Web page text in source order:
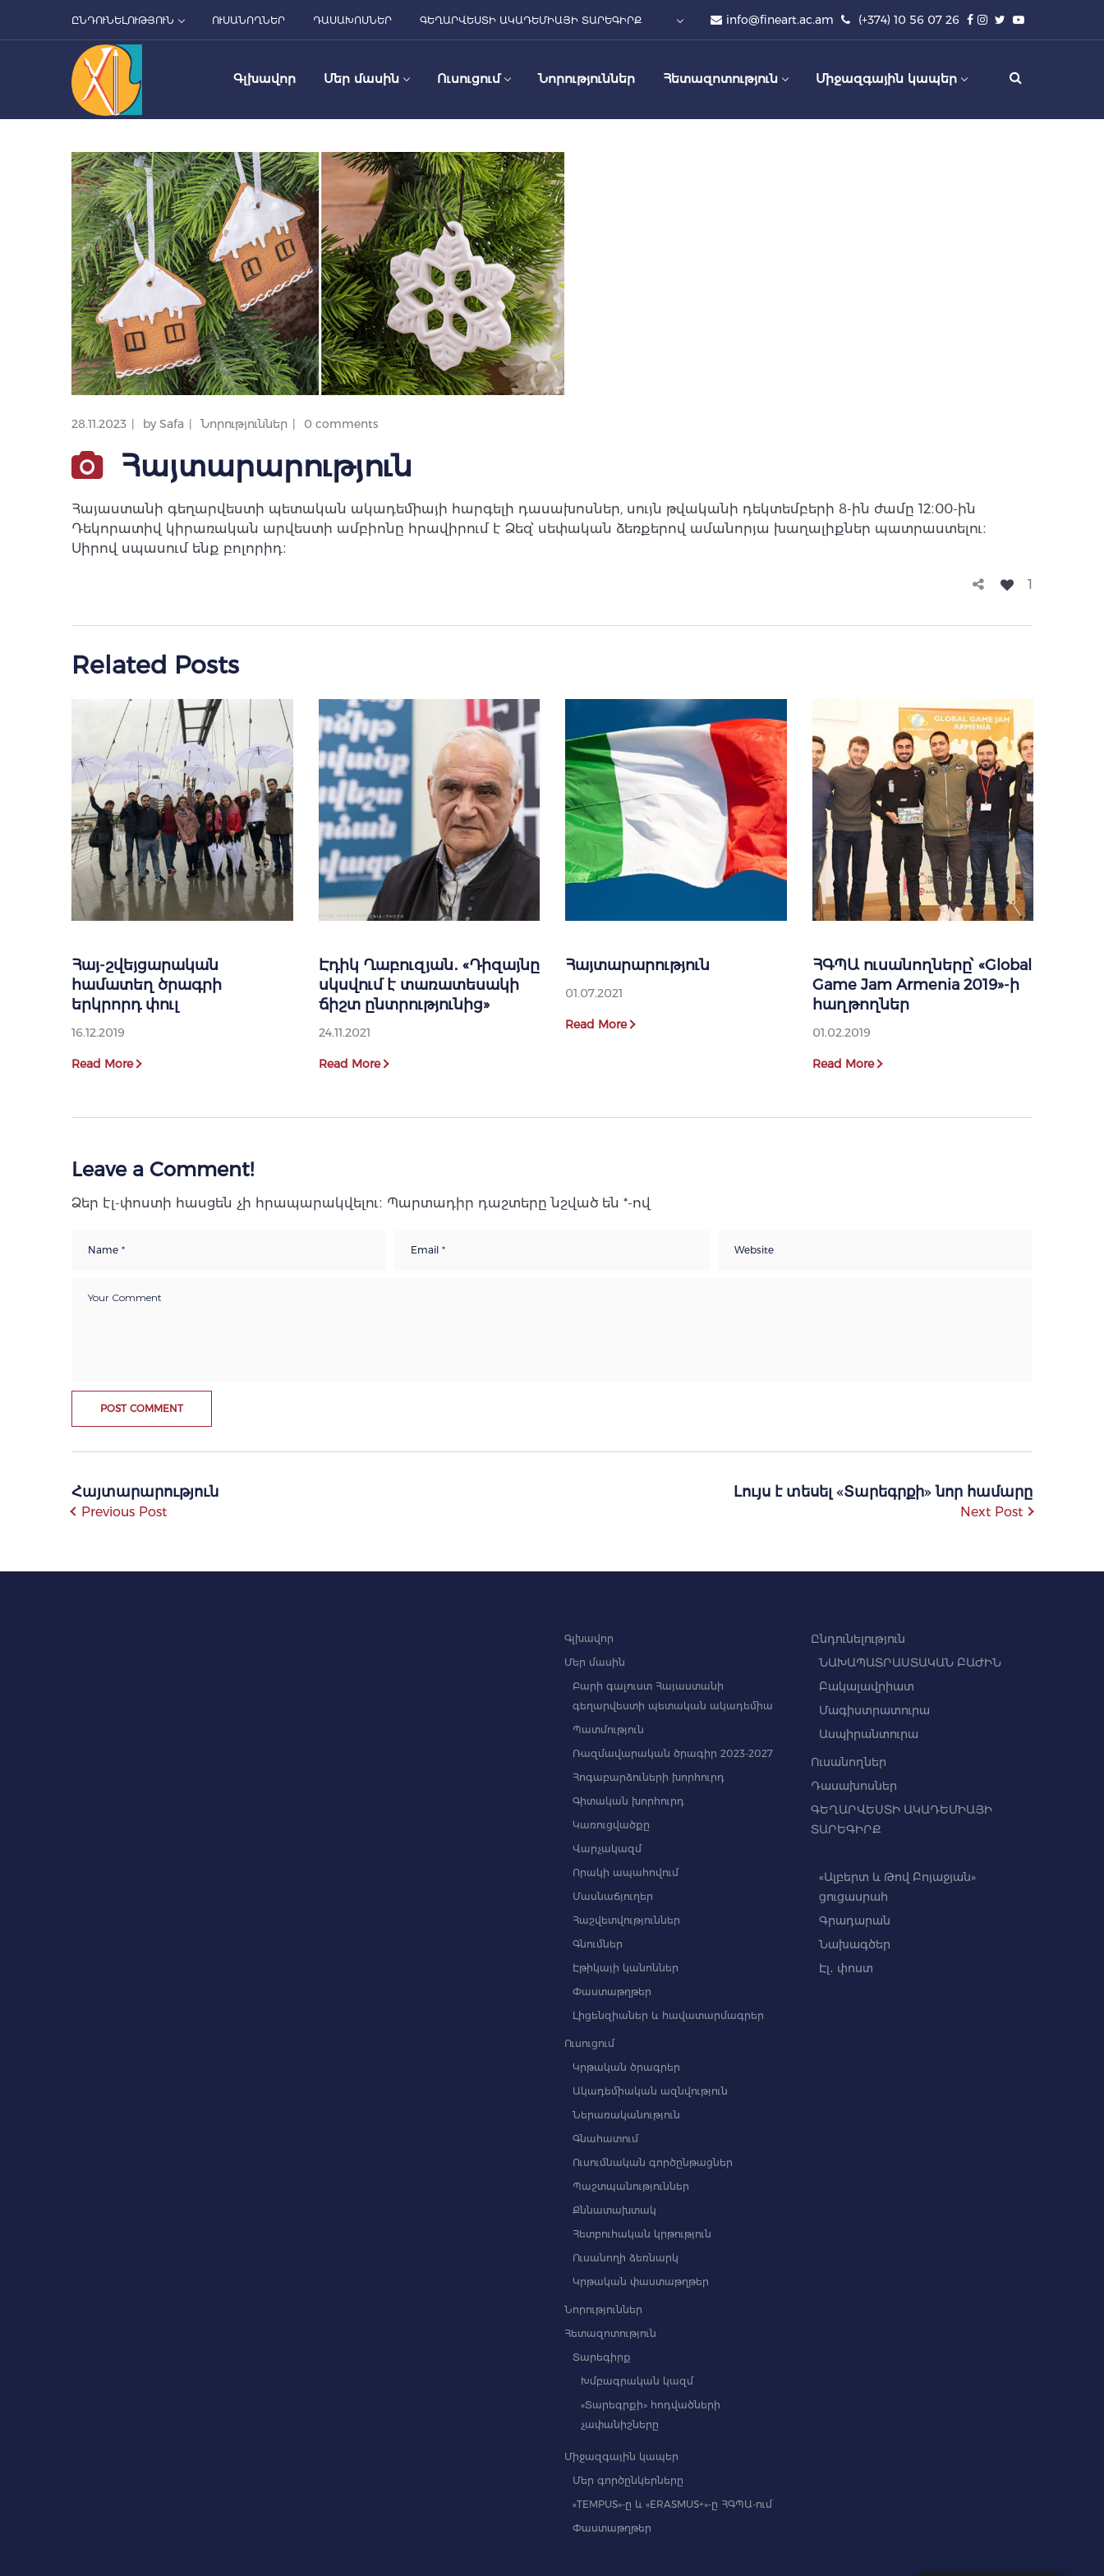
ԸՆԴՈՒՆԵԼՈՒԹՅՈՒՆ ՈՒՍԱՆՈՂՆԵՐ ԴԱՍԱԽՈՍՆԵՐ ԳԵՂԱՐՎԵՍՏԻ ԱԿԱԴԵՄԻԱՅԻ ՏԱՐԵԳԻՐՔ info@fineart.ac.am (+374) 10 56 07 26
Գլխավոր Մեր մասին Ուսուցում Նորություններ Հետազոտություն Միջազգային կապեր
28.11.2023 by Safa Նորություններ 0 comments
Հայտարարություն
Հայաստանի գեղարվեստի պետական ակադեմիայի հարգելի դասախոսներ, սույն թվականի դեկտեմբերի 8-ին ժամը 12։00-ին
Դեկորատիվ կիրառական արվեստի ամբիոնը հրավիրում է Ձեզ՝ սեփական ձեռքերով ամանորյա խաղալիքներ պատրաստելու։
Սիրով սպասում ենք բոլորիդ։
1
Related Posts
Հայ-շվեյցարական
համատեղ ծրագրի
երկրորդ փուլ
16.12.2019
Read More
Էդիկ Ղաբուզյան․ «Դիզայնը
սկսվում է տառատեսակի
ճիշտ ընտրությունից»
24.11.2021
Read More
Հայտարարություն
01.07.2021
Read More
ՀԳՊԱ ուսանողները՝ «Global
Game Jam Armenia 2019»-ի
հաղթողներ
01.02.2019
Read More
Leave a Comment!
Ձեր էլ-փոստի հասցեն չի հրապարակվելու։ Պարտադիր դաշտերը նշված են *-ով
Հայտարարություն
Previous Post
Լույս է տեսել «Տարեգրքի» նոր համարը
Next Post
Գլխավոր
Մեր մասին
Բարի գալուստ Հայաստանի
գեղարվեստի պետական ակադեմիա
Պատմություն
Ռազմավարական ծրագիր 2023-2027
Հոգաբարձուների խորհուրդ
Գիտական խորհուրդ
Կառուցվածքը
Վարչակազմ
Որակի ապահովում
Մասնաճյուղեր
Հաշվետվություններ
Գնումներ
Էթիկայի կանոններ
Փաստաթղթեր
Լիցենզիաներ և հավատարմագրեր
Ուսուցում
Կրթական ծրագրեր
Ակադեմիական ազնվություն
Ներառականություն
Գնահատում
Ուսումնական գործընթացներ
Պաշտպանություններ
Քննատախտակ
Հետբուհական կրթություն
Ուսանողի ձեռնարկ
Կրթական փաստաթղթեր
Նորություններ
Հետազոտություն
Տարեգիրք
Խմբագրական կազմ
«Տարեգրքի» հոդվածների
չափանիշները
Միջազգային կապեր
Մեր գործընկերները
«TEMPUS»-ը և «ERASMUS+»-ը ՀԳՊԱ-ում
Փաստաթղթեր
Ընդունելություն
ՆԱԽԱՊԱՏՐԱՍՏԱԿԱՆ ԲԱԺԻՆ
Բակալավրիատ
Մագիստրատուրա
Ասպիրանտուրա
Ուսանողներ
Դասախոսներ
ԳԵՂԱՐՎԵՍՏԻ ԱԿԱԴԵՄԻԱՅԻ
ՏԱՐԵԳԻՐՔ
«Ալբերտ և Թով Բոյաջյան»
ցուցասրահ
Գրադարան
Նախագծեր
Էլ․ փոստ